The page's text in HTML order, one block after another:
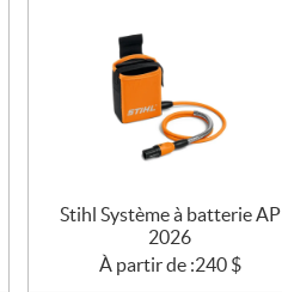
Stihl Système à batterie AP
2026
À partir de :240 $